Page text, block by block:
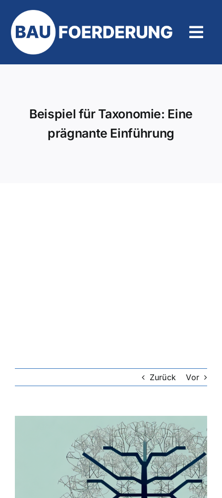
Inhalt
springen
Beispiel für Taxonomie: Eine
prägnante Einführung
Zurück Vor